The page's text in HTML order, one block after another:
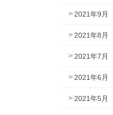
2021年9月
2021年8月
2021年7月
2021年6月
2021年5月